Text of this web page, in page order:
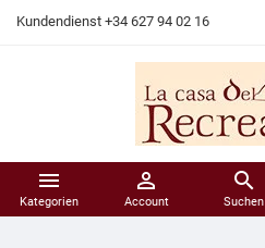
Kundendienst +34 627 94 02 16

Kategorien

Account

Suchen